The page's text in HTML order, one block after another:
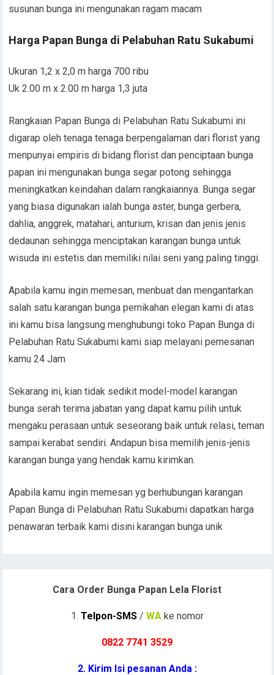
susunan bunga ini mengunakan ragam macam
Harga Papan Bunga di Pelabuhan Ratu Sukabumi
Ukuran 1,2 x 2,0 m harga 700 ribu
Uk 2.00 m x 2.00 m harga 1,3 juta
Rangkaian Papan Bunga di Pelabuhan Ratu Sukabumi ini
digarap oleh tenaga tenaga berpengalaman dari florist yang
menpunyai empiris di bidang florist dan penciptaan bunga
papan ini mengunakan bunga segar potong sehingga
meningkatkan keindahan dalam rangkaiannya. Bunga segar
yang biasa digunakan ialah bunga aster, bunga gerbera,
dahlia, anggrek, matahari, anturium, krisan dan jenis jenis
dedaunan sehingga menciptakan karangan bunga untuk
wisuda ini estetis dan memiliki nilai seni yang paling tinggi.
Apabila kamu ingin memesan, menbuat dan mengantarkan
salah satu karangan bunga pernikahan elegan kami di atas
ini kamu bisa langsung menghubungi toko Papan Bunga di
Pelabuhan Ratu Sukabumi kami siap melayani pemesanan
kamu 24 Jam
Sekarang ini, kian tidak sedikit model-model karangan
bunga serah terima jabatan yang dapat kamu pilih untuk
mengaku perasaan untuk seseorang baik untuk relasi, teman
sampai kerabat sendiri. Andapun bisa memilih jenis-jenis
karangan bunga yang hendak kamu kirimkan.
Apabila kamu ingin memesan yg berhubungan karangan
Papan Bunga di Pelabuhan Ratu Sukabumi dapatkan harga
penawaran terbaik kami disini karangan bunga unik
Cara Order Bunga Papan Lela Florist
1. Telpon-SMS/ WAke nomor
0822 7741 3529
2. Kirim Isi pesanan Anda :